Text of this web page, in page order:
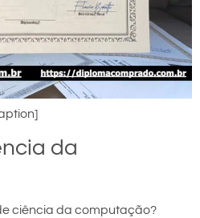
da
ciência da computação?